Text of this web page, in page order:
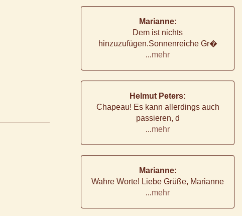
Marianne:
Dem ist nichts
hinzuzufügen.Sonnenreiche Gr�
...mehr
Helmut Peters:
Chapeau! Es kann allerdings auch
passieren, d
...mehr
Marianne:
Wahre Worte! Liebe Grüße, Marianne
...mehr